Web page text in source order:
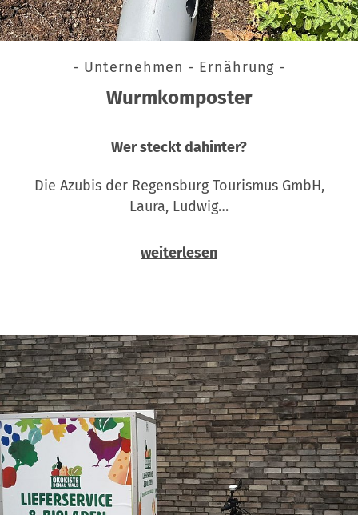
- Unternehmen - Ernährung -
Wurmkomposter
Wer steckt dahinter?
Die Azubis der Regensburg Tourismus GmbH,
Laura, Ludwig…
weiterlesen